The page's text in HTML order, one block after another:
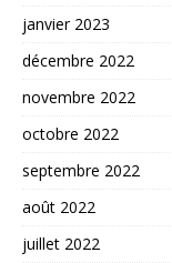
janvier 2023
décembre 2022
novembre 2022
octobre 2022
septembre 2022
août 2022
juillet 2022